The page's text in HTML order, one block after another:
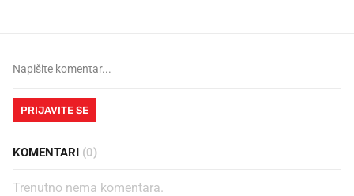
PRIJAVITE SE
KOMENTARI (0)
Trenutno nema komentara.